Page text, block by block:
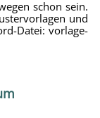
schon sein.
und
Datei: vorlage-